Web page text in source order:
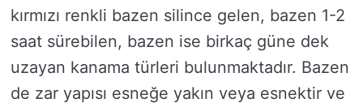
kırmızı renkli bazen silince gelen, bazen 1-2
saat sürebilen, bazen ise birkaç güne dek
uzayan kanama türleri bulunmaktadır. Bazen
de zar yapısı esneğe yakın veya esnektir ve